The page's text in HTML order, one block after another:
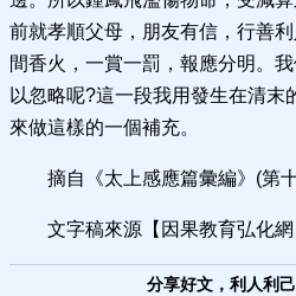
前就孝順父母，朋友有信，行善
間香火，一賞一罰，報應分明。
以忽略呢?這一段我用發生在清末
來做這樣的一個補充。
摘自《太上感應篇彙編》(第
文字稿來源【因果教育弘化網
分享好文，利人利